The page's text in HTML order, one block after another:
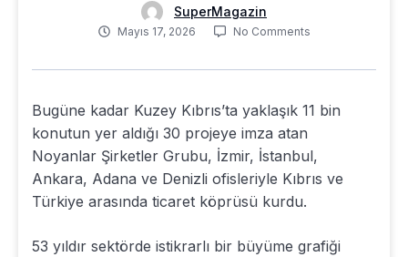
SuperMagazin
Mayıs 17, 2026 No Comments
Bugüne kadar Kuzey Kıbrıs’ta yaklaşık 11 bin
konutun yer aldığı 30 projeye imza atan
Noyanlar Şirketler Grubu, İzmir, İstanbul,
Ankara, Adana ve Denizli ofisleriyle Kıbrıs ve
Türkiye arasında ticaret köprüsü kurdu.
53 yıldır sektörde istikrarlı bir büyüme grafiği